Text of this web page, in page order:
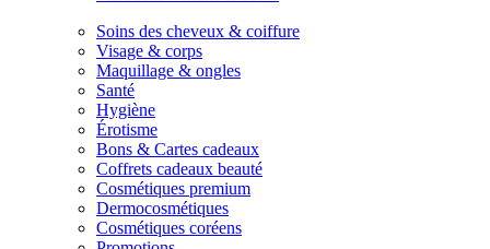
Soins des cheveux & coiffure
Visage & corps
Maquillage & ongles
Santé
Hygiène
Érotisme
Bons & Cartes cadeaux
Coffrets cadeaux beauté
Cosmétiques premium
Dermocosmétiques
Cosmétiques coréens